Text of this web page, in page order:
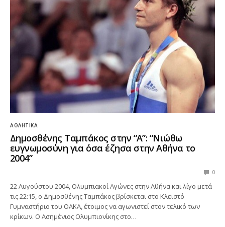
ΑΘΛΗΤΙΚΆ
Δημοσθένης Ταμπάκος στην “A”: “Νιώθω
ευγνωμοσύνη για όσα έζησα στην Αθήνα το
2004”
0
22 Αυγούστου 2004, Ολυμπιακοί Αγώνες στην Αθήνα και λίγο μετά
τις 22:15, ο Δημοσθένης Ταμπάκος βρίσκεται στο Κλειστό
Γυμναστήριο του ΟΑΚΑ, έτοιμος να αγωνιστεί στον τελικό των
κρίκων. Ο Ασημένιος Ολυμπιονίκης στο…